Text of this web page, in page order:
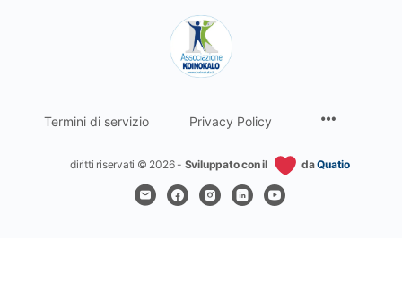
Termini di servizio Privacy Policy
diritti riservati © 2026 - Sviluppato con il daQuatio